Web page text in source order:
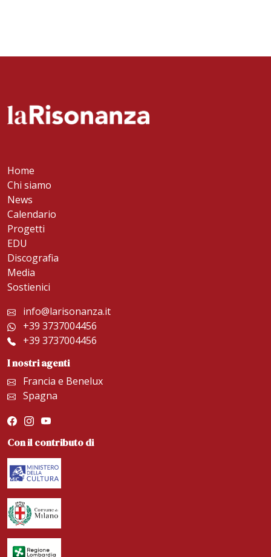
Home
Chi siamo
News
Calendario
Progetti
EDU
Discografia
Media
Sostienici
info@larisonanza.it
+39 3737004456
+39 3737004456
I nostri agenti
Francia e Benelux
Spagna
Con il contributo di